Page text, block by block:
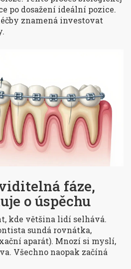
po dosažení ideální pozice.
znamená investovat
fáze,
o úspěchu
kde většina lidí selhává.
sundá rovnátka,
aparát). Mnozí si myslí,
Všechno naopak začíná